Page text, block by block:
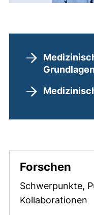
Forschen
Schwerpunkte,
Kollaborationen